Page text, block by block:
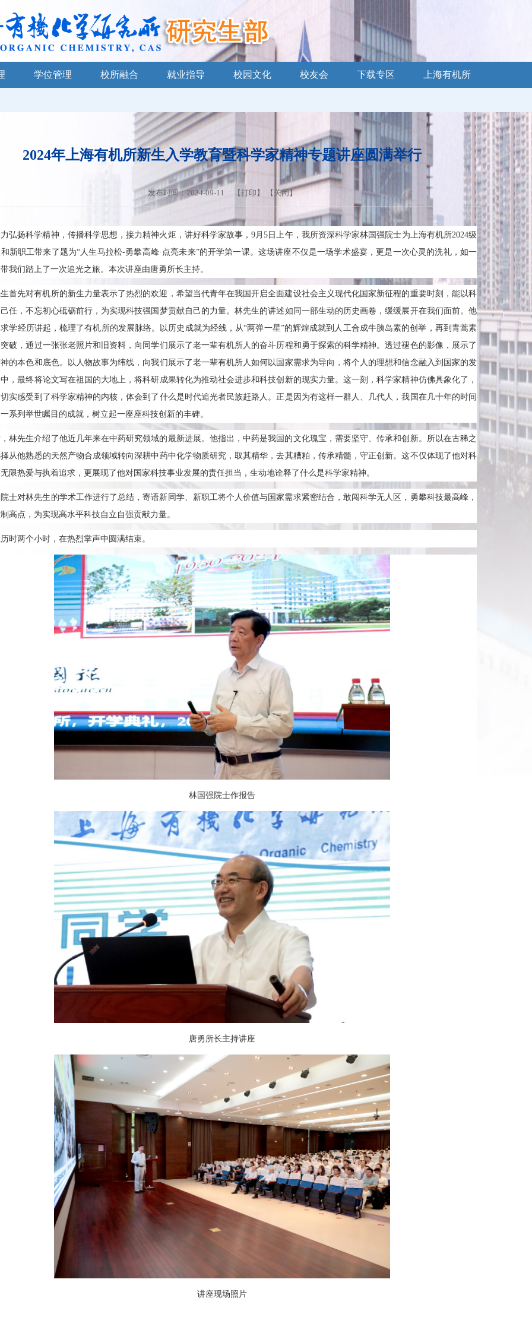
学位管理 校所融合 就业指导 校园文化 校友会 下载专区 上海有机所
2024年上海有机所新生入学教育暨科学家精神专题讲座圆满举行
发布时间：2024-09-11 【打印 】 【 关闭】
弘扬科学精神，传播科学思想，接力精神火炬，讲好科学家故事，9月5日上午，我所资深科学家林国强院士为上海有机所2024级
新职工带来了题为“人生马拉松-勇攀高峰·点亮未来”的开学第一课。这场讲座不仅是一场学术盛宴，更是一次心灵的洗礼，如一
我们踏上了一次追光之旅。本次讲座由唐勇所长主持。
首先对有机所的新生力量表示了热烈的欢迎，希望当代青年在我国开启全面建设社会主义现代化国家新征程的重要时刻，能以科
任，不忘初心砥砺前行，为实现科技强国梦贡献自己的力量。林先生的讲述如同一部生动的历史画卷，缓缓展开在我们面前。他
学经历讲起，梳理了有机所的发展脉络。以历史成就为经线，从“两弹一星”的辉煌成就到人工合成牛胰岛素的创举，再到青蒿素
破，通过一张张老照片和旧资料，向同学们展示了老一辈有机所人的奋斗历程和勇于探索的科学精神。透过褪色的影像，展示了
的本色和底色。以人物故事为纬线，向我们展示了老一辈有机所人如何以国家需求为导向，将个人的理想和信念融入到国家的发
，最终将论文写在祖国的大地上，将科研成果转化为推动社会进步和科技创新的现实力量。这一刻，科学家精神仿佛具象化了，
实感受到了科学家精神的内核，体会到了什么是时代追光者民族赶路人。正是因为有这样一群人、几代人，我国在几十年的时间
系列举世瞩目的成就，树立起一座座科技创新的丰碑。
林先生介绍了他近几年来在中药研究领域的最新进展。他指出，中药是我国的文化瑰宝，需要坚守、传承和创新。所以在古稀之
从他熟悉的天然产物合成领域转向深耕中药中化学物质研究，取其精华，去其糟粕，传承精髓，守正创新。这不仅体现了他对科
限热爱与执着追求，更展现了他对国家科技事业发展的责任担当，生动地诠释了什么是科学家精神。
士对林先生的学术工作进行了总结，寄语新同学、新职工将个人价值与国家需求紧密结合，敢闯科学无人区，勇攀科技最高峰，
高点，为实现高水平科技自立自强贡献力量。
时两个小时，在热烈掌声中圆满结束。
林国强院士作报告
唐勇所长主持讲座
讲座现场照片